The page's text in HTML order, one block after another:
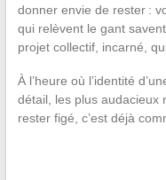
donner envie de rester :
qui relèvent le gant
projet collectif, incarné,
À l’heure où l’identité
détail, les plus audacieux
rester figé, c’est déjà